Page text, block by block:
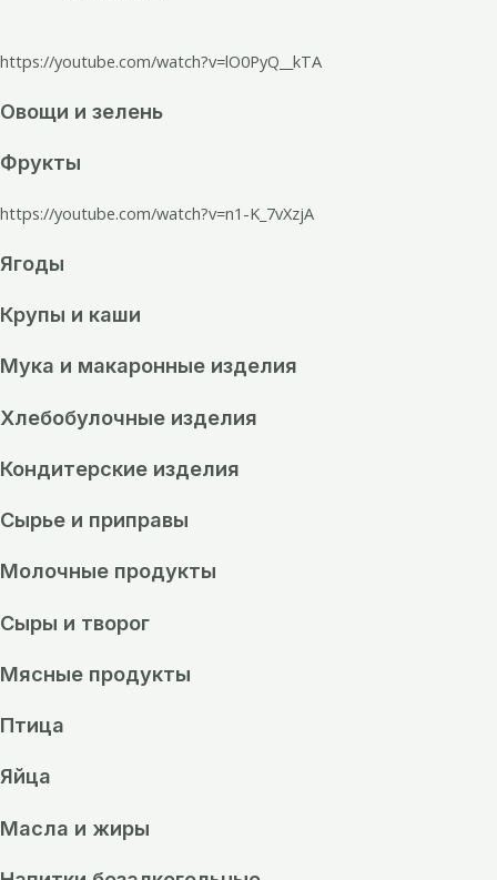
https://youtube.com/watch?v=lO0PyQ__kTA
Овощи и зелень
Фрукты
https://youtube.com/watch?v=n1-K_7vXzjA
Ягоды
Крупы и каши
Мука и макаронные изделия
Хлебобулочные изделия
Кондитерские изделия
Сырье и приправы
Молочные продукты
Сыры и творог
Мясные продукты
Птица
Яйца
Масла и жиры